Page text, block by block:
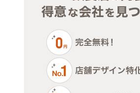
その他サービス・その他